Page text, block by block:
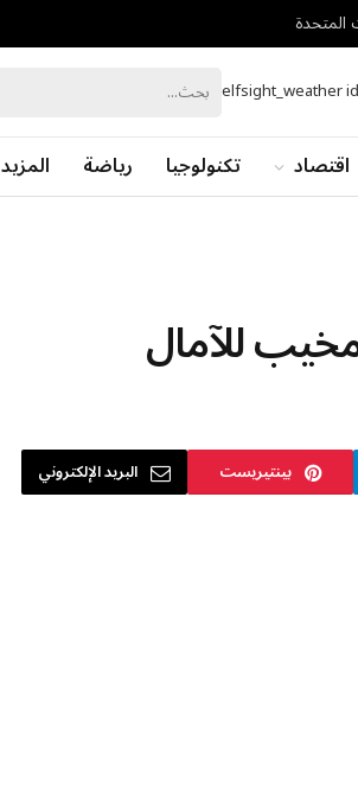
المتحدة
اقتصاد تكنولوجيا رياضة المزيد
للآمال
بينتيريست البريد الإلكتروني